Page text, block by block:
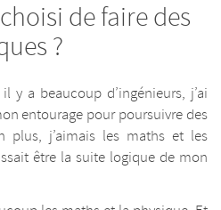
de faire des
?
y a beaucoup d’ingénieurs, j’ai
entourage pour poursuivre des
plus, j’aimais les maths et les
être la suite logique de mon